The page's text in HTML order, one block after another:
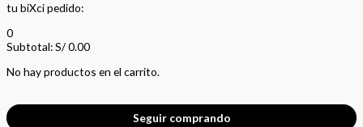
tu biXci pedido:
0
Subtotal:S/0.00
No hay productos en el carrito.
Seguir comprando